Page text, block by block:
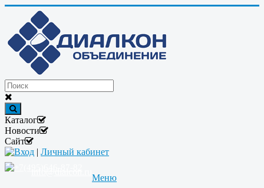
Каталог
Новости
Сайт
Вход | Личный кабинет
Меню